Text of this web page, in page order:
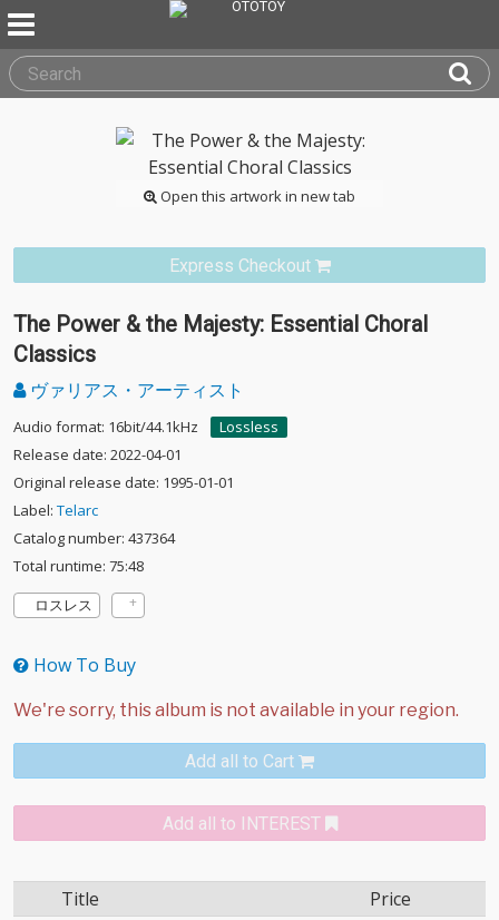
Open this artwork in new tab
Express Checkout
The Power & the Majesty: Essential Choral
Classics
ヴァリアス・アーティスト
Audio format: 16bit/44.1kHz
Lossless
Release date: 2022-04-01
Original release date: 1995-01-01
Label: Telarc
Catalog number: 437364
Total runtime: 75:48
ロスレス
How To Buy
Add all to Cart
Add all to INTEREST
Title Price